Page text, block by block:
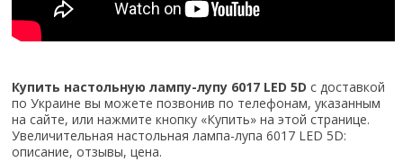
Купить настольную лампу-лупу 6017 LED 5D с доставкой
по Украине вы можете позвонив по телефонам, указанным
на сайте, или нажмите кнопку «Купить» на этой странице.
Увеличительная настольная лампа-лупа 6017 LED 5D:
описание, отзывы, цена.